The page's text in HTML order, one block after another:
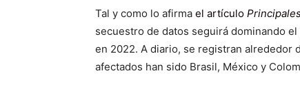
Tal y como lo afirma el artículo
secuestro de datos seguirá dominando
en 2022. A diario, se registran alrededor
afectados han sido Brasil, México y